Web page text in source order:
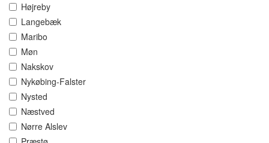
Højreby
Langebæk
Maribo
Møn
Nakskov
Nykøbing-Falster
Nysted
Næstved
Nørre Alslev